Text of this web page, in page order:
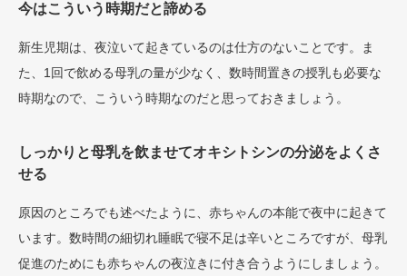
今はこういう時期だと諦める
新生児期は、夜泣いて起きているのは仕方のないことです。ま
た、1回で飲める母乳の量が少なく、数時間置きの授乳も必要な
時期なので、こういう時期なのだと思っておきましょう。
しっかりと母乳を飲ませてオキシトシンの分泌をよくさ
せる
原因のところでも述べたように、赤ちゃんの本能で夜中に起きて
います。数時間の細切れ睡眠で寝不足は辛いところですが、母乳
促進のためにも赤ちゃんの夜泣きに付き合うようにしましょう。